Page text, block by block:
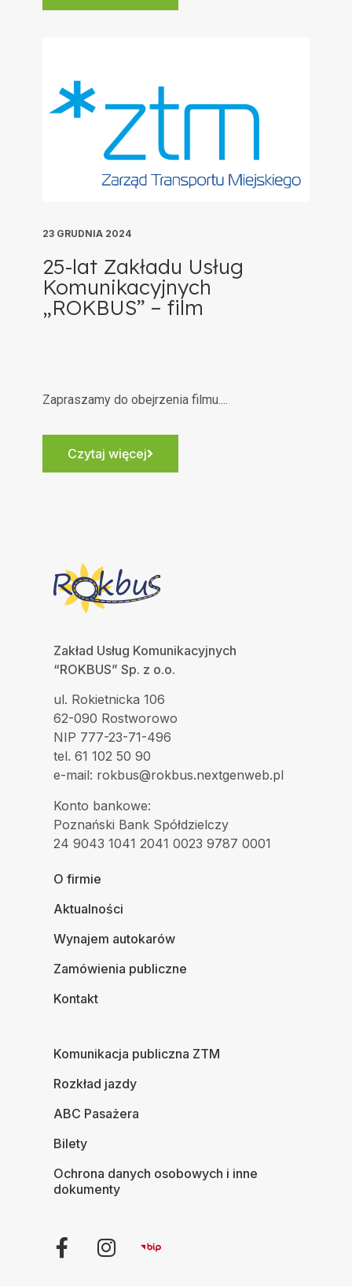
23 GRUDNIA 2024
25-lat Zakładu Usług
Komunikacyjnych
„ROKBUS” – film
Zapraszamy do obejrzenia filmu....
Czytaj więcej
Zakład Usług Komunikacyjnych
“ROKBUS” Sp. z o.o.
ul. Rokietnicka 106
62-090 Rostworowo
NIP 777-23-71-496
tel. 61 102 50 90
e-mail: rokbus@rokbus.nextgenweb.pl
Konto bankowe:
Poznański Bank Spółdzielczy
24 9043 1041 2041 0023 9787 0001
O firmie
Aktualności
Wynajem autokarów
Zamówienia publiczne
Kontakt
Komunikacja publiczna ZTM
Rozkład jazdy
ABC Pasażera
Bilety
Ochrona danych osobowych i inne
dokumenty